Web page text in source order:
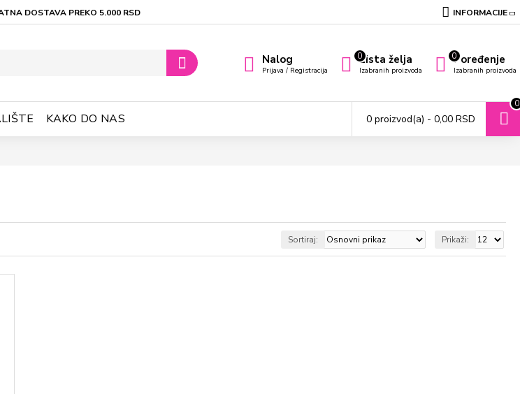
DOSTAVA PREKO 5.000 RSD INFORMACIJE
Nalog
Prijava / Registracija
Lista želja
Izabranih proizvoda
0 Poređenje
Izabranih proizvoda
0
KAKO DO NAS 0 proizvod(a) - 0,00 RSD
0
Sortiraj: Prikaži: